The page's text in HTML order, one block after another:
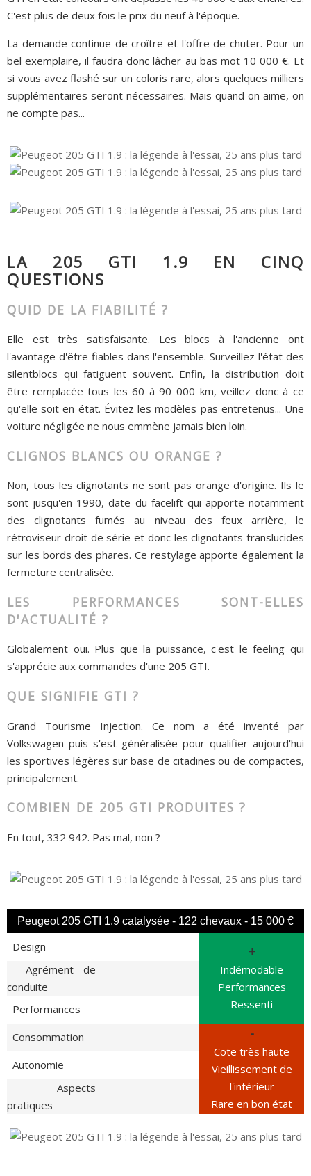
C'est plus de deux fois le prix du neuf à l'époque.
La demande continue de croître et l'offre de chuter. Pour un
bel exemplaire, il faudra donc lâcher au bas mot 10 000 €. Et
si vous avez flashé sur un coloris rare, alors quelques milliers
supplémentaires seront nécessaires. Mais quand on aime, on
ne compte pas...
LA 205 GTI 1.9 EN CINQ
QUESTIONS
QUID DE LA FIABILITÉ ?
Elle est très satisfaisante. Les blocs à l'ancienne ont
l'avantage d'être fiables dans l'ensemble. Surveillez l'état des
silentblocs qui fatiguent souvent. Enfin, la distribution doit
être remplacée tous les 60 à 90 000 km, veillez donc à ce
qu'elle soit en état. Évitez les modèles pas entretenus... Une
voiture négligée ne nous emmène jamais bien loin.
CLIGNOS BLANCS OU ORANGE ?
Non, tous les clignotants ne sont pas orange d'origine. Ils le
sont jusqu'en 1990, date du facelift qui apporte notamment
des clignotants fumés au niveau des feux arrière, le
rétroviseur droit de série et donc les clignotants translucides
sur les bords des phares. Ce restylage apporte également la
fermeture centralisée.
LES PERFORMANCES SONT-ELLES
D'ACTUALITÉ ?
Globalement oui. Plus que la puissance, c'est le feeling qui
s'apprécie aux commandes d'une 205 GTI.
QUE SIGNIFIE GTI ?
Grand Tourisme Injection. Ce nom a été inventé par
Volkswagen puis s'est généralisée pour qualifier aujourd'hui
les sportives légères sur base de citadines ou de compactes,
principalement.
COMBIEN DE 205 GTI PRODUITES ?
En tout, 332 942. Pas mal, non ?
Peugeot 205 GTI 1.9 catalysée - 122 chevaux - 15 000 €
Design +
Indémodable
Performances
Ressenti
Agrément de
conduite
Performances
Consommation
-
Cote très haute
Vieillissement de
l'intérieur
Rare en bon état
Autonomie
Aspects
pratiques